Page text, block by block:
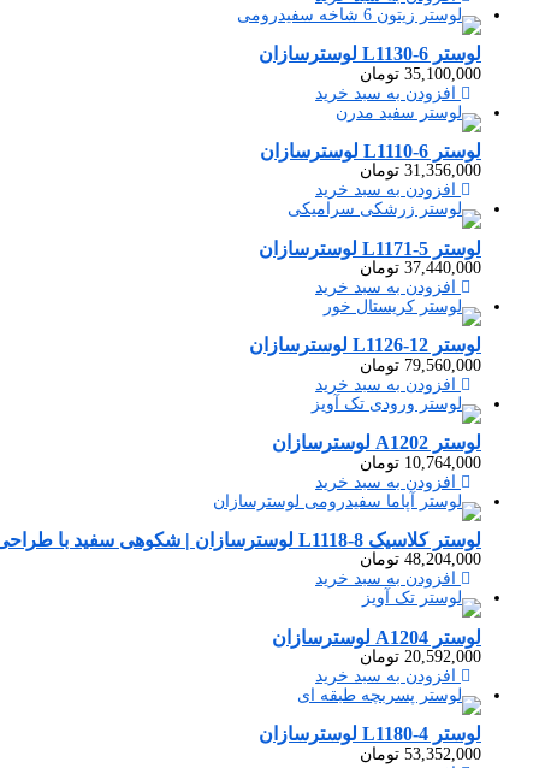
لوستر L1130-6 لوسترسازان
35,100,000 تومان
افزودن به سبد خرید
لوستر L1110-6 لوسترسازان
31,356,000 تومان
افزودن به سبد خرید
لوستر L1171-5 لوسترسازان
37,440,000 تومان
افزودن به سبد خرید
لوستر L1126-12 لوسترسازان
79,560,000 تومان
افزودن به سبد خرید
لوستر A1202 لوسترسازان
10,764,000 تومان
افزودن به سبد خرید
لوستر کلاسیک L1118-8 لوسترسازان | شکوهی سفید با طراحی اصیل و لوکس
48,204,000 تومان
افزودن به سبد خرید
لوستر A1204 لوسترسازان
20,592,000 تومان
افزودن به سبد خرید
لوستر L1180-4 لوسترسازان
53,352,000 تومان